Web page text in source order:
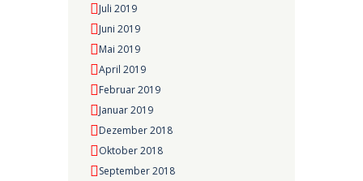
Juli 2019
Juni 2019
Mai 2019
April 2019
Februar 2019
Januar 2019
Dezember 2018
Oktober 2018
September 2018